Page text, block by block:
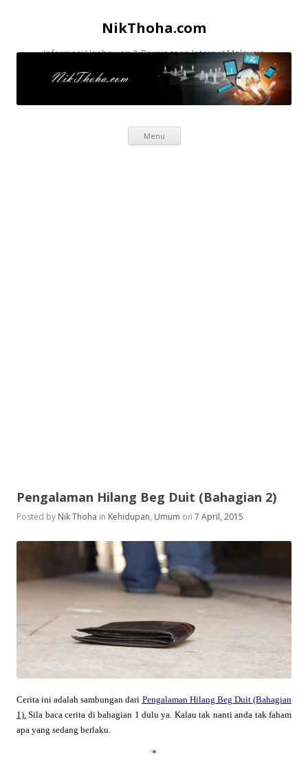
NikThoha.com
Informasi Usahawan & Perniagaan Internet Malaysia
Menu
Skip to content
Pengalaman Hilang Beg Duit (Bahagian 2)
Posted by Nik Thoha in Kehidupan, Umum on 7 April, 2015
Cerita ini adalah sambungan dari Pengalaman Hilang Beg Duit (Bahagian
1). Sila baca cerita di bahagian 1 dulu ya. Kalau tak nanti anda tak faham
apa yang sedang berlaku.
*